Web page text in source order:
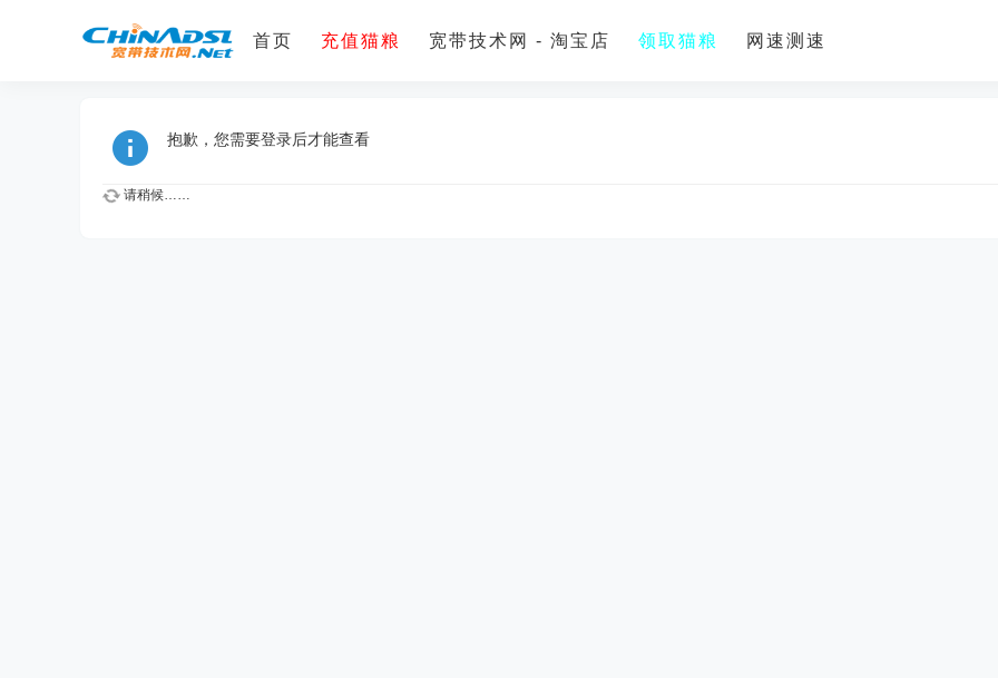
首页 充值猫粮 宽带技术网 - 淘宝店 领取猫粮 网速测速
抱歉，您需要登录后才能查看
请稍候……